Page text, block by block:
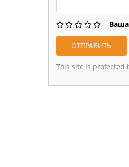
This site is protected